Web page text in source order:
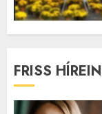
FRISS